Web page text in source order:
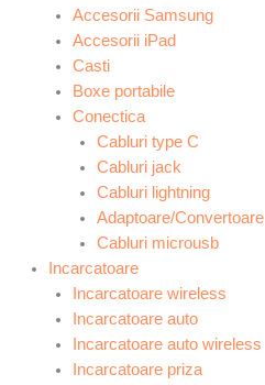
Accesorii Samsung
Accesorii iPad
Casti
Boxe portabile
Conectica
Cabluri type C
Cabluri jack
Cabluri lightning
Adaptoare/Convertoare
Cabluri microusb
Incarcatoare
Incarcatoare wireless
Incarcatoare auto
Incarcatoare auto wireless
Incarcatoare priza